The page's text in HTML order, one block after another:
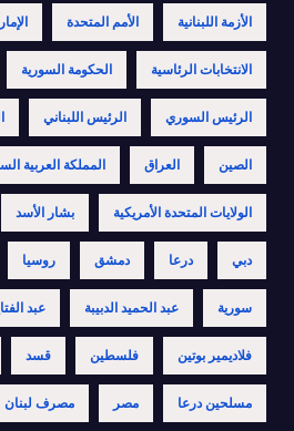
الأزمة اللبنانية الأمم المتحدة
الانتخابات الرئاسية الحكومة السورية
الرئيس السوري الرئيس اللبناني
الصين العراق المملكة العربية
الولايات المتحدة الأمريكية بشار الأسد
دبي درعا دمشق روسيا
سورية عبد الحميد الدبيبة عبد
فلاديمير بوتين فلسطين قسد
مسلحين درعا مصر مصرف لبنان